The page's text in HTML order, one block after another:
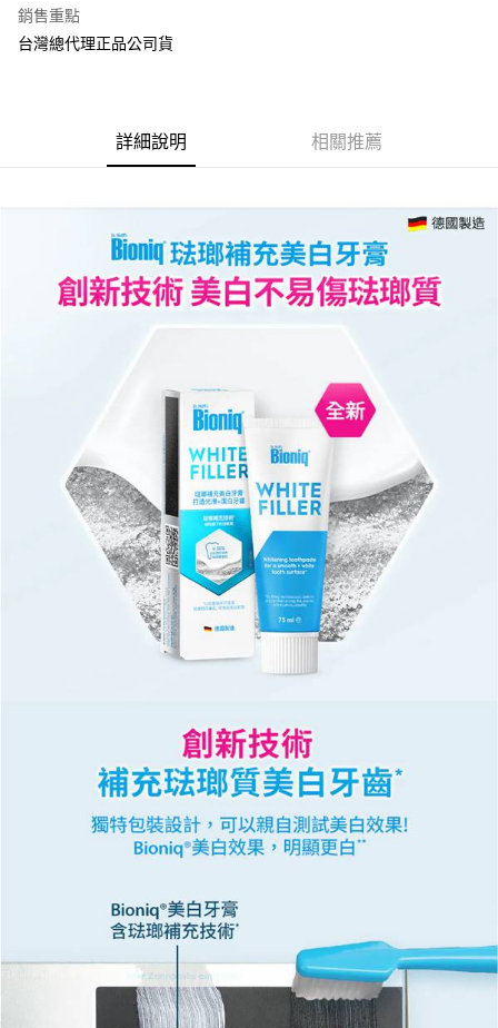
便利好安心！
１．簡單：不需註冊會員、不需綁卡、不需儲值。
２．便利：只要手機號碼，簡訊認證，即可結帳。
１．於結帳方式選擇「AFTEE先享後付」後，將跳轉至「AFTEE先享後付」
結帳頁面，進行簡訊認證並確認金額後，即可完成結帳。
※ 請注意：結帳手續完成當下不需立刻繳費，但若您需要取消訂單，請聯絡
購買商品的店家。未經商家同意取消之訂單仍視為有效，需透過AFTEE先享
後付繳納相關費用。
※ 交易是否成功請以「AFTEE先享後付 」之結帳頁面顯示為準，若有關於
１．透過由恩沛科技股份有限公司提供之「AFTEE先享後付」服務完成之交
易，需依本服務之必要範圍內提供個人資料，並將交易相關給付款項請求債
權轉讓予恩沛科技股份有限公司。
２．關於個人資料處理事宜，請瀏覽以下網址：
https://aftee.tw/terms/#terms3
３．未成年的使用者請事先徵得法定代理人或監護人之同意方可使用
「AFTEE先享後付」，若未經同意申辦者引起之損失，本公司不負相關責
４．使用「AFTEE先享後付」時，將依據個別帳號之用戶狀況，依本公司即
時審查核予不同之上限額度；若仍有額度不足之情形，本公司將視審查結果
請求用戶進行身份認證。
５．嚴禁一人註冊多個帳號或使用他人資訊註冊。若發現惡意使用之情形，
恩沛科技股份有限公司將有權停止該用戶之使用額度並採取法律行動。
運送方式
每筆NT$80，滿NT$600(含以上)免運費
付款後門市自取
銷售重點
台灣總代理正品公司貨
詳細說明 相關推薦